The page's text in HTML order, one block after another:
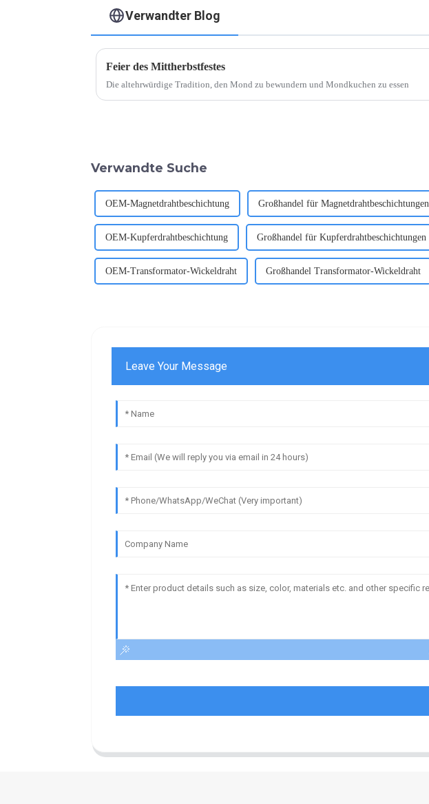
Verwandter Blog
Feier des Mittherbstfestes
Die altehrwürdige Tradition, den Mond zu bewundern und Mondkuchen zu essen
Verwandte Suche
OEM-Magnetdrahtbeschichtung Großhandel für Magnetdrahtbeschichtungen
OEM-Kupferdrahtbeschichtung Großhandel für Kupferdrahtbeschichtungen
OEM-Transformator-Wickeldraht Großhandel Transformator-Wickeldraht
Leave Your Message